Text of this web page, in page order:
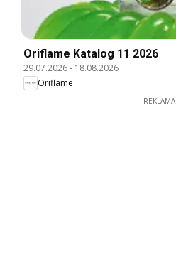
Oriflame Katalog 11 2026
29.07.2026- 18.08.2026
Oriflame
REKLAMA